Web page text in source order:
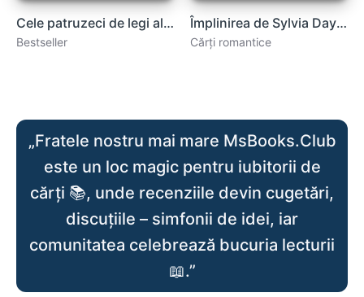
Cele patruzeci de legi ale iubirii – Elif Shafak .PDF
Bestseller
Împlinirea de Sylvia Day descarcă romane de dragoste online gratis .pdf
Cărți romantice
„Fratele nostru mai mare MsBooks.Club
este un loc magic pentru iubitorii de
cărți 📚, unde recenziile devin cugetări,
discuțiile – simfonii de idei, iar
comunitatea celebrează bucuria lecturii
📖.”